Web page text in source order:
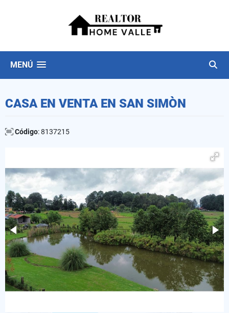
MENÚ
CASA EN VENTA EN SAN SIMÒN
Código: 8137215